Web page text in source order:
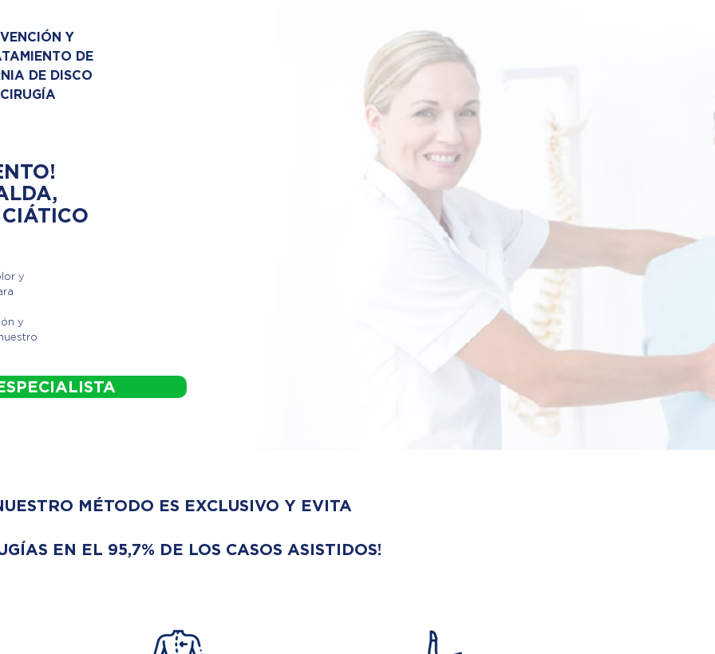
Y
DE
DE DISCO
y
y
MÉTODO ES EXCLUSIVO Y EVITA
EN EL 95,7% DE LOS CASOS ASISTIDOS!